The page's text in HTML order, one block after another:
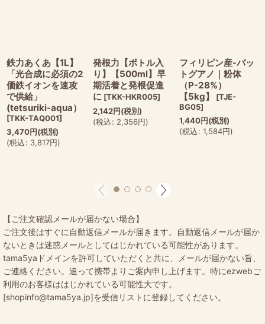
鉄力あくあ【1L】
「光合成に必須の2
価鉄イオンを速攻
で供給」
(tetsuriki-aqua）
[TKK-TAQ001]
3,470円(税別)
(税込: 3,817円)
発根力【ボトル入
り】【500ml】早
期活着と発根促進
に [TKK-HKR005]
2,142円(税別)
(税込: 2,356円)
フィリピン産-バッ
トグアノ｜粉体
（P-28%）
【5kg】
[TJE-
BG05]
1,440円(税別)
(税込: 1,584円)
【ご注文確認メールが届かない場合】
ご注文後はすぐに自動返信メールが届きます。自動返信メールが届か
ないときは迷惑メールとしてはじかれている可能性があります。
tama5yaドメインを許可していただくと共に、メールが届かない旨、
ご連絡ください。追って携帯よりご案内申し上げます。特にezwebご
利用のお客様ははじかれている可能性大です。
[shopinfo@tama5ya.jp]を受信リストに登録してください。